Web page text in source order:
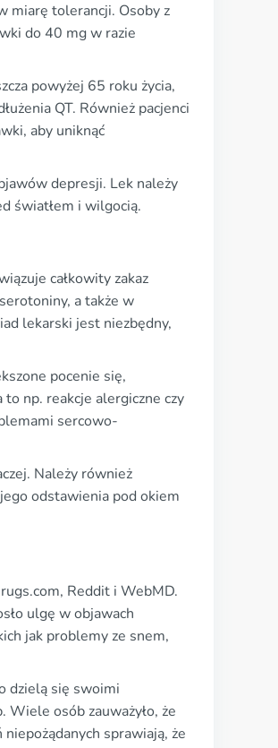
miarę tolerancji. Osoby z
do 40 mg w razie
powyżej 65 roku życia,
QT. Również pacjenci
aby uniknąć
depresji. Lek należy
światłem i wilgocią.
całkowity zakaz
a także w
lekarski jest niezbędny,
pocenie się,
to np. reakcje alergiczne czy
sercowo-
Należy również
odstawienia pod okiem
Reddit i WebMD.
ulgę w objawach
jak problemy ze snem,
dzielą się swoimi
osób zauważyło, że
sprawiają, że